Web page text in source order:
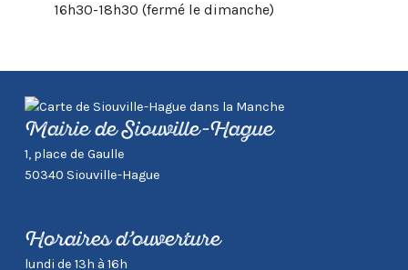
16h30-18h30 (fermé le dimanche)
Mairie de Siouville-Hague
1, place de Gaulle
50340 Siouville-Hague
Horaires d’ouverture
lundi de 13h à 16h